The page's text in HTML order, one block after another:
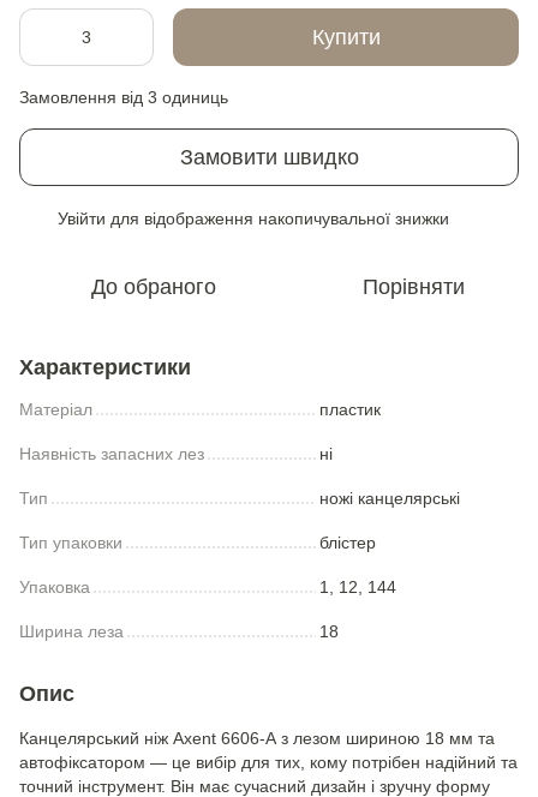
Купити
Замовлення від 3 одиниць
Замовити швидко
Увійти для відображення накопичувальної знижки
До обраного Порівняти
Характеристики
Матеріал пластик
Наявність запасних лез ні
Тип ножі канцелярські
Тип упаковки блістер
Упаковка 1, 12, 144
Ширина леза 18
Опис
Канцелярський ніж Axent 6606-А з лезом шириною 18 мм та
автофіксатором — це вибір для тих, кому потрібен надійний та
точний інструмент. Він має сучасний дизайн і зручну форму